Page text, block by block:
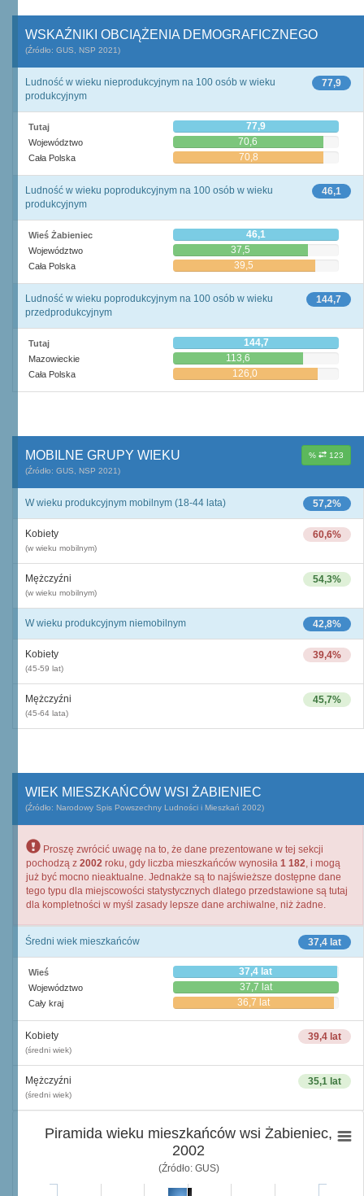
WSKAŹNIKI OBCIĄŻENIA DEMOGRAFICZNEGO
(Źródło: GUS, NSP 2021)
77,9
Ludność w wieku nieprodukcyjnym na 100 osób w wieku
produkcyjnym
Tutaj 77,9
Województwo 70,6
Cała Polska 70,8
46,1
Ludność w wieku poprodukcyjnym na 100 osób w wieku
produkcyjnym
Wieś Żabieniec 46,1
Województwo 37,5
Cała Polska 39,5
144,7
Ludność w wieku poprodukcyjnym na 100 osób w wieku
przedprodukcyjnym
Tutaj 144,7
Mazowieckie 113,6
Cała Polska 126,0
% 123
MOBILNE GRUPY WIEKU
(Źródło: GUS, NSP 2021)
57,2%
W wieku produkcyjnym mobilnym (18-44 lata)
60,6%
Kobiety
(w wieku mobilnym)
54,3%
Mężczyźni
(w wieku mobilnym)
42,8%
W wieku produkcyjnym niemobilnym
39,4%
Kobiety
(45-59 lat)
45,7%
Mężczyźni
(45-64 lata)
WIEK MIESZKAŃCÓW WSI ŻABIENIEC
(Źródło: Narodowy Spis Powszechny Ludności i Mieszkań 2002)
Proszę zwrócić uwagę na to, że dane prezentowane w tej sekcji
pochodzą z 2002 roku, gdy liczba mieszkańców wynosiła 1 182, i mogą
już być mocno nieaktualne. Jednakże są to najświeższe dostępne dane
tego typu dla miejscowości statystycznych dlatego przedstawione są tutaj
dla kompletności w myśl zasady lepsze dane archiwalne, niż żadne.
37,4 lat
Średni wiek mieszkańców
Wieś 37,4 lat
Województwo 37,7 lat
Cały kraj 36,7 lat
39,4 lat
Kobiety
(średni wiek)
35,1 lat
Mężczyźni
(średni wiek)
Piramida wieku mieszkańców wsi Żabieniec,
2002
(Źródło: GUS)